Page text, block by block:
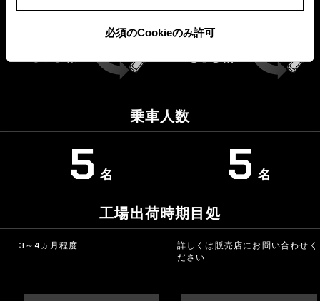
必須のCookieのみ許可
乗車人数
5 名 5 名
工場出荷時期目処
3～4ヵ月程度
詳しくは販売店にお問い合わせく
ださい